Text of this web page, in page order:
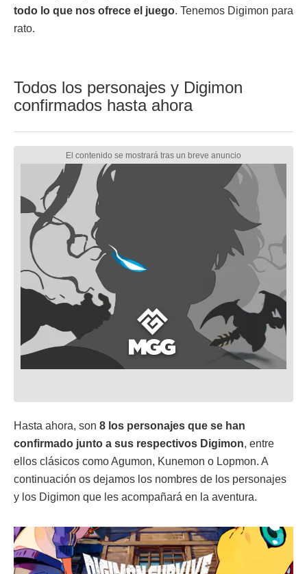
todo lo que nos ofrece el juego. Tenemos Digimon para
rato.
Todos los personajes y Digimon
confirmados hasta ahora
Hasta ahora, son 8 los personajes que se han
confirmado junto a sus respectivos Digimon, entre
ellos clásicos como Agumon, Kunemon o Lopmon. A
continuación os dejamos los nombres de los personajes
y los Digimon que les acompañará en la aventura.